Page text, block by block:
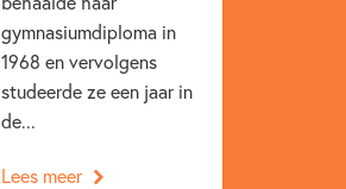
gymnasiumdiploma in
1968 en vervolgens
studeerde ze een jaar in
de...
Lees meer